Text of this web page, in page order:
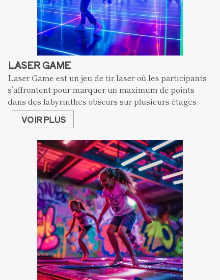
LASER GAME
Laser Game est un jeu de tir laser où les participants
s’affrontent pour marquer un maximum de points
dans des labyrinthes obscurs sur plusieurs étages.
VOIR PLUS